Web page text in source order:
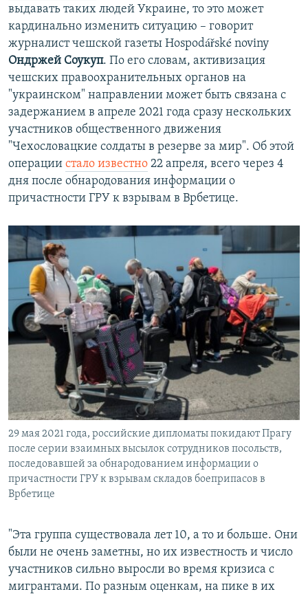
выдавать таких людей Украине, то это может
кардинально изменить ситуацию – говорит
журналист чешской газеты Hospodářské noviny
Ондржей Соукуп. По его словам, активизация
чешских правоохранительных органов на
"украинском" направлении может быть связана с
задержанием в апреле 2021 года сразу нескольких
участников общественного движения
"Чехословацкие солдаты в резерве за мир". Об этой
операции стало известно 22 апреля, всего через 4
дня после обнародования информации о
причастности ГРУ к взрывам в Врбетице.
29 мая 2021 года, российские дипломаты покидают Прагу
после серии взаимных высылок сотрудников посольств,
последовавшей за обнародованием информации о
причастности ГРУ к взрывам складов боеприпасов в
Врбетице
"Эта группа существовала лет 10, а то и больше. Они
были не очень заметны, но их известность и число
участников сильно выросли во время кризиса с
мигрантами. По разным оценкам, на пике в их